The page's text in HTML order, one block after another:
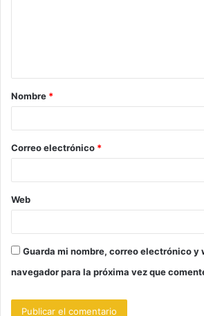
a
r
*
Nombre *
Correo electrónico *
Web
Guarda mi nombre, correo electrónico y
navegador para la próxima vez que